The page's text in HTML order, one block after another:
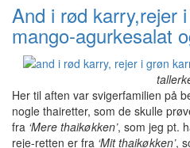
And i rød karry,rejer
mango-agurkesalat
Her til aften var svigerfamilien på
nogle thairetter, som de skulle
fra ‘Mere thaikøkken’, som jeg pt.
reje-retten er fra ‘Mit thaikøkken’,